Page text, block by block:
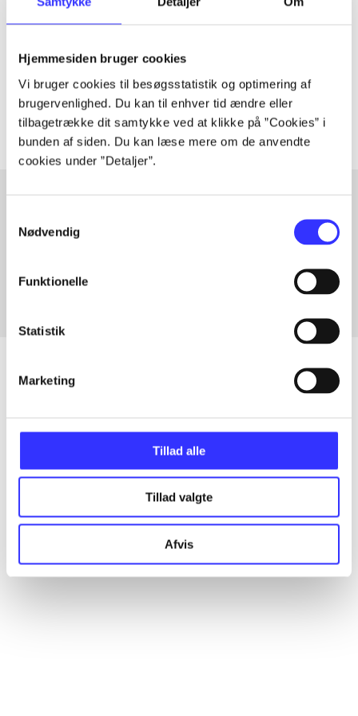
Hjemmesiden bruger cookies
Vi bruger cookies til besøgsstatistik og optimering af
brugervenlighed. Du kan til enhver tid ændre eller
tilbagetrække dit samtykke ved at klikke på ”Cookies” i
bunden af siden. Du kan læse mere om de anvendte
cookies under ”Detaljer”.
Nødvendig
Funktionelle
Statistik
Marketing
Tillad alle
Tillad valgte
Afvis
Tidsskrift
Artiklerne i handler ofte om
Artikler med samme emner
Alle registrerede artikler fordelt på udgivelser
...